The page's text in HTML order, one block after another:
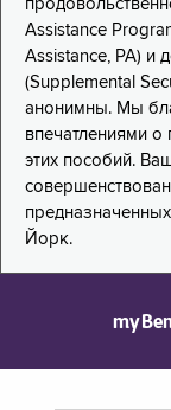
Assistance
Assistance, PA) и
(Supplemental
анонимны. Мы
впечатлениями о
этих пособий.
Йорк.